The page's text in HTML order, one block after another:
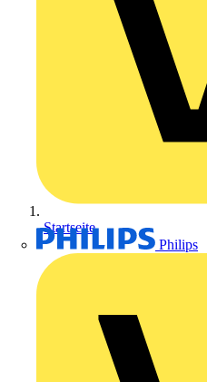
Philips
Startseite